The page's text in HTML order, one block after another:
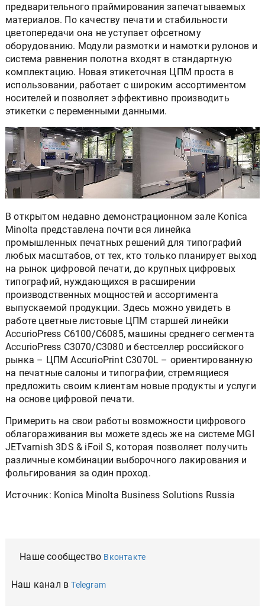
предварительного праймирования запечатываемых
материалов. По качеству печати и стабильности
цветопередачи она не уступает офсетному
оборудованию. Модули размотки и намотки рулонов и
система равнения полотна входят в стандартную
комплектацию. Новая этикеточная ЦПМ проста в
использовании, работает с широким ассортиментом
носителей и позволяет эффективно производить
этикетки с переменными данными.
В открытом недавно демонстрационном зале Konica
Minolta представлена почти вся линейка
промышленных печатных решений для типографий
любых масштабов, от тех, кто только планирует выход
на рынок цифровой печати, до крупных цифровых
типографий, нуждающихся в расширении
производственных мощностей и ассортимента
выпускаемой продукции. Здесь можно увидеть в
работе цветные листовые ЦПМ старшей линейки
AccurioPress C6100/C6085, машины среднего сегмента
AccurioPress C3070/C3080 и бестселлер российского
рынка – ЦПМ AccurioPrint C3070L – ориентированную
на печатные салоны и типографии, стремящиеся
предложить своим клиентам новые продукты и услуги
на основе цифровой печати.
Примерить на свои работы возможности цифрового
облагораживания вы можете здесь же на системе MGI
JETvarnish 3DS & iFoil S, которая позволяет получить
различные комбинации выборочного лакирования и
фольгирования за один проход.
Источник: Konica Minolta Business Solutions Russia
Наше сообщество Вконтакте
Наш канал вTelegram